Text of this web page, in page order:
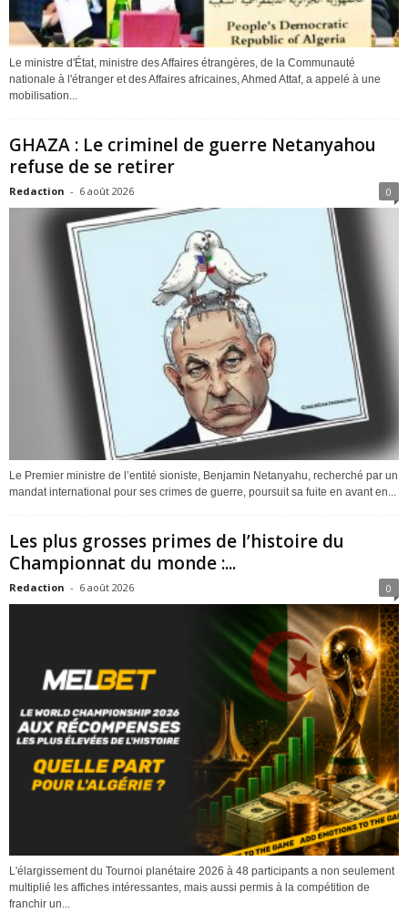
Le ministre d'État, ministre des Affaires étrangères, de la Communauté
nationale à l'étranger et des Affaires africaines, Ahmed Attaf, a appelé à une
mobilisation...
GHAZA : Le criminel de guerre Netanyahou
refuse de se retirer
Redaction - 6 août 2026 0
Le Premier ministre de l’entité sioniste, Benjamin Netanyahu, recherché par un
mandat international pour ses crimes de guerre, poursuit sa fuite en avant en...
Les plus grosses primes de l’histoire du
Championnat du monde :...
Redaction - 6 août 2026 0
L'élargissement du Tournoi planétaire 2026 à 48 participants a non seulement
multiplié les affiches intéressantes, mais aussi permis à la compétition de
franchir un...